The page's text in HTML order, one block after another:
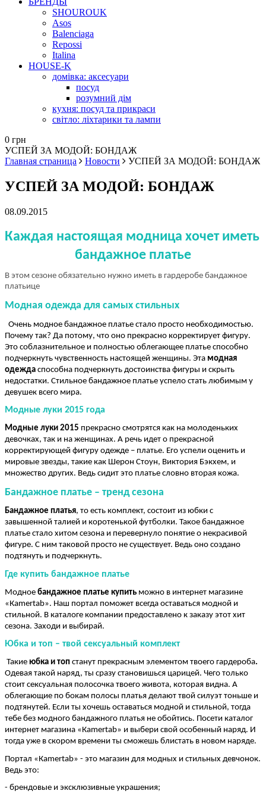
SHOUROUK
Asos
Balenciaga
Repossi
Italina
HOUSE-K
домівка: аксесуари
посуд
розумний дім
кухня: посуд та прикраси
світло: ліхтарики та лампи
0 грн
УСПЕЙ ЗА МОДОЙ: БОНДАЖ
Главная страница
Новости УСПЕЙ ЗА МОДОЙ: БОНДАЖ
УСПЕЙ ЗА МОДОЙ: БОНДАЖ
08.09.2015
Каждая настоящая модница хочет иметь
бандажное платье
В этом сезоне обязательно нужно иметь в гардеробе бандажное
платьице
Модная одежда для самых стильных
Почему так? Да потому, что оно прекрасно корректирует фигуру.
Это соблазнительное и полностью облегающее платье способно
подчеркнуть чувственность настоящей женщины. Эта модная
одежда способна подчеркнуть достоинства фигуры и скрыть
недостатки. Стильное бандажное платье успело стать любимым у
девушек всего мира.
Модные луки 2015 года
Модные луки 2015 прекрасно смотрятся как на молоденьких
девочках, так и на женщинах. А речь идет о прекрасной
корректирующей фигуру одежде – платье. Его успели оценить и
мировые звезды, такие как Шерон Стоун, Виктория Бэкхем, и
множество других. Ведь сидит это платье словно вторая кожа.
Бандажное платье – тренд сезона
Бандажное платья, то есть комплект, состоит из юбки с
завышенной талией и коротенькой футболки. Такое бандажное
платье стало хитом сезона и перевернуло понятие о некрасивой
фигуре. С ним таковой просто не существует. Ведь оно создано
подтянуть и подчеркнуть.
Где купить бандажное платье
Модное бандажное платье купить можно в интернет магазине
«Кamertab». Наш портал поможет всегда оставаться модной и
стильной. В каталоге компании предоставлено к заказу этот хит
сезона. Заходи и выбирай.
Юбка и топ – твой сексуальный комплект
Такие юбка и топ станут прекрасным элементом твоего гардероба
Одевая такой наряд, ты сразу становишься царицей. Чего только
стоит сексуальная полосочка твоего живота, которая видна. А
облегающие по бокам полосы платья делают твой силуэт тоньше и
подтянутей. Если ты хочешь оставаться модной и стильной, тогда
тебе без модного бандажного платья не обойтись. Посети каталог
интернет магазина «Кamertab» и выбери свой особенный наряд. И
тогда уже в скором времени ты сможешь блистать в новом наряде.
Портал «Кamertab» - это магазин для модных и стильных девчонок.
Ведь это:
- брендовые и эксклюзивные украшения;